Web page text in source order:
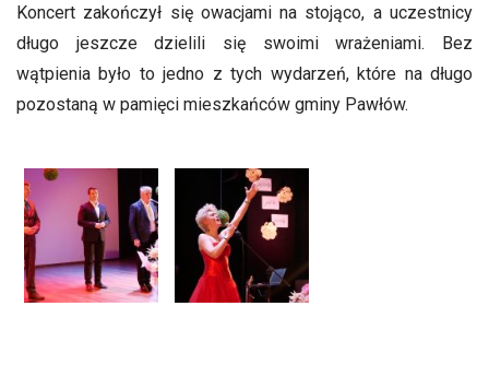
Koncert zakończył się owacjami na stojąco, a uczestnicy
długo jeszcze dzielili się swoimi wrażeniami. Bez
wątpienia było to jedno z tych wydarzeń, które na długo
pozostaną w pamięci mieszkańców gminy Pawłów.